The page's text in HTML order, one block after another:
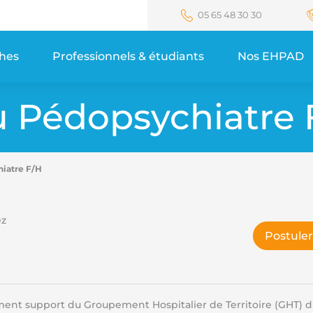
Professionnels & étudiants Nos EHPAD
05 65 48 30 30
Pédopsychiatre
F/H
Postuler
support du Groupement Hospitalier de Territoire (GHT)